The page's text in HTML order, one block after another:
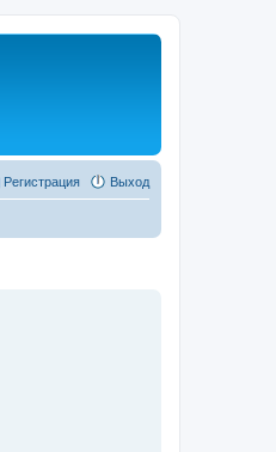
Выход
Регистрация